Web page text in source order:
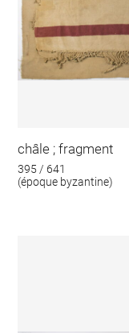
châle ; fragment
395 / 641
(époque byzantine)